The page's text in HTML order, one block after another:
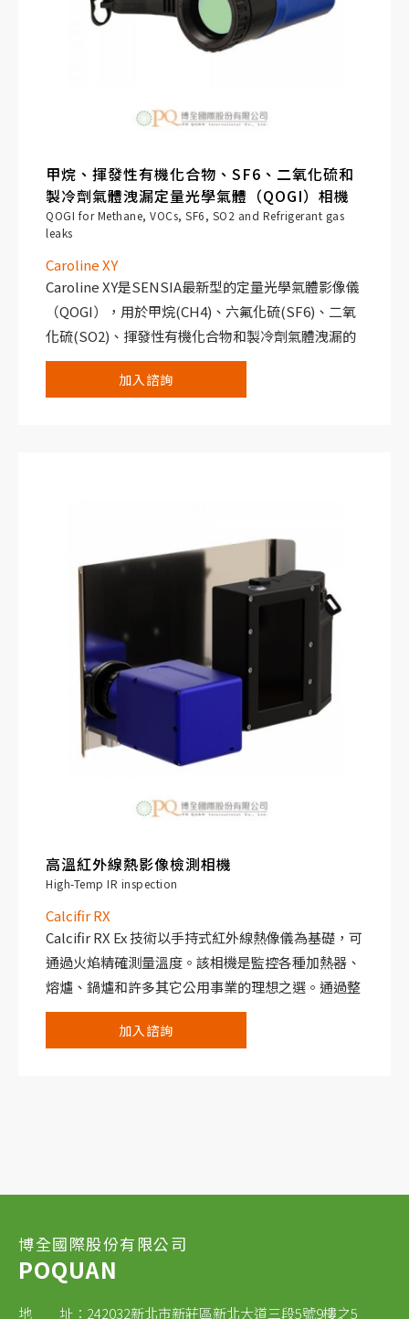
甲烷、揮發性有機化合物、SF6、二氧化硫和
製冷劑氣體洩漏定量光學氣體（QOGI）相機
QOGI for Methane, VOCs, SF6, SO2 and Refrigerant gas
leaks
Caroline XY
Caroline XY是SENSIA最新型的定量光學氣體影像儀
（QOGI），用於甲烷(CH4)、六氟化硫(SF6)、二氧
化硫(SO2)、揮發性有機化合物和製冷劑氣體洩漏的
散逸排放。它整合了一個經過光譜效能最佳化的高解
析非致冷式感測器，可檢測由洩漏引起的 90% 的擴
加入諮詢
高溫紅外線熱影像檢測相機
High-Temp IR inspection
Calcifir RX
Calcifir RX Ex 技術以手持式紅外線熱像儀為基礎，可
通過火焰精確測量溫度。該相機是監控各種加熱器、
熔爐、鍋爐和許多其它公用事業的理想之選。通過整
合 Redlook Handheld功能，使得Calcifir RX 成為業
界內性能最佳和提高效率的指標性工具。
加入諮詢
博全國際股份有限公司
POQUAN
地 址：242032新北市新莊區新北大道三段5號9樓之5